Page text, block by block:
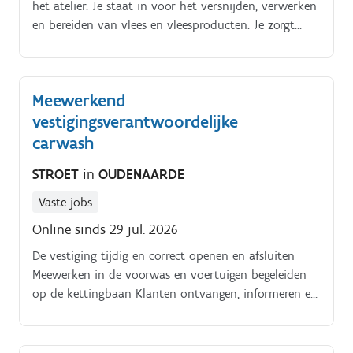
het atelier. Je staat in voor het versnijden, verwerken
en bereiden van vlees en vleesproducten. Je zorgt
de hygiënevoorschriften strikt op.
Meewerkend
vestigingsverantwoordelijke
carwash
STROET in OUDENAARDE
Vaste jobs
Online sinds 29 jul. 2026
De vestiging tijdig en correct openen en afsluiten
Meewerken in de voorwas en voertuigen begeleiden
op de kettingbaan Klanten ontvangen, informeren en